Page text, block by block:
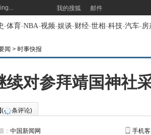
我的搜狐 邮件
-体育-NBA-视频-娱谈-财经-世相-科技-汽车-房
闻 > 时事快报
续对参拜靖国神社
( 条评论)
： 中国新闻网 手机